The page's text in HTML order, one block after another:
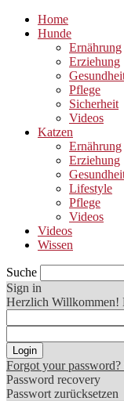
Home
Hunde
Ernährung
Erziehung
Pflege
Sicherheit
Videos
Katzen
Ernährung
Erziehung
Lifestyle
Pflege
Videos
Videos
Wissen
Suche
Sign in
Herzlich Willkommen!
Forgot your password?
Password recovery
Passwort zurücksetzen